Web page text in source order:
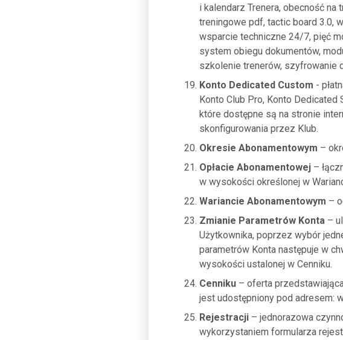
i kalendarz Trenera, obecność
treningowe pdf, tactic board 3.0,
wsparcie techniczne 24/7, pięć
system obiegu dokumentów,
szkolenie trenerów, szyfrowanie
Konto Dedicated Custom -
Konto Club Pro, Konto Dedicated
które dostępne są na stronie
skonfigurowania przez Klub.
Okresie Abonamentowym –
Opłacie Abonamentowej–
w wysokości określonej w
Wariancie Abonamentowym –
Zmianie Parametrów Konta–
Użytkownika, poprzez wybór
parametrów Konta następuje w
wysokości ustalonej w Cenniku.
Cenniku– oferta
jest udostępniony pod adresem:
Rejestracji– jednorazowa
wykorzystaniem formularza